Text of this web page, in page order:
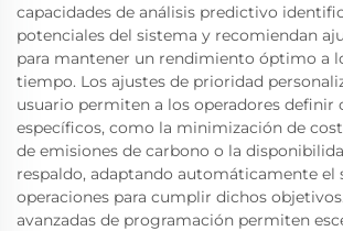
capacidades de análisis predictivo
potenciales del sistema y recomiendan
para mantener un rendimiento óptimo a
tiempo. Los ajustes de prioridad
usuario permiten a los operadores definir
específicos, como la minimización de
de emisiones de carbono o la
respaldo, adaptando automáticamente el
operaciones para cumplir dichos
avanzadas de programación permiten